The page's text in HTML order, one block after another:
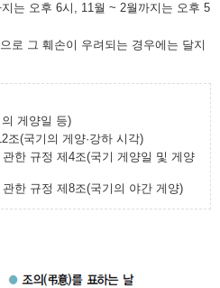
는 오후 6시, 11월 ~ 2월까지는 오후 5
로 그 훼손이 우려되는 경우에는 달지
게양일 등)
조(국기의 게양·강하 시각)
한 규정 제4조(국기 게양일 및 게양
한 규정 제8조(국기의 야간 게양)